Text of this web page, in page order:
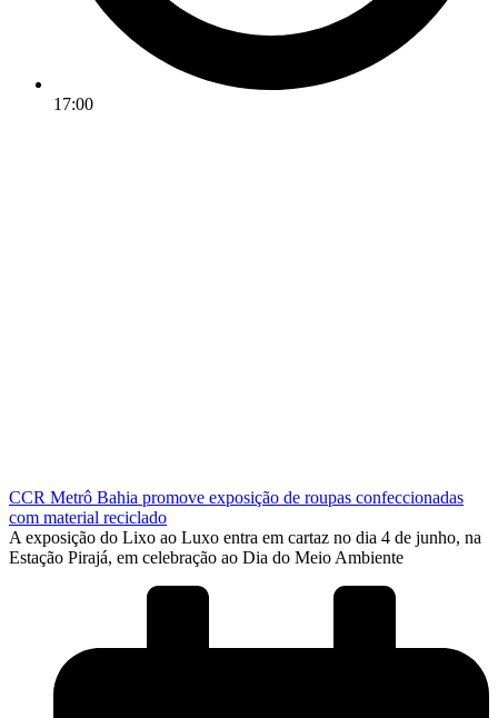
17:00
CCR Metrô Bahia promove exposição de roupas confeccionadas
com material reciclado
A exposição do Lixo ao Luxo entra em cartaz no dia 4 de junho, na
Estação Pirajá, em celebração ao Dia do Meio Ambiente